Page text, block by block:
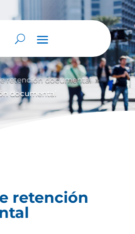
retención documental 9
documental
retención